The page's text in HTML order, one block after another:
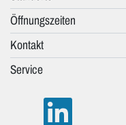
Öffnungszeiten
Kontakt
Service